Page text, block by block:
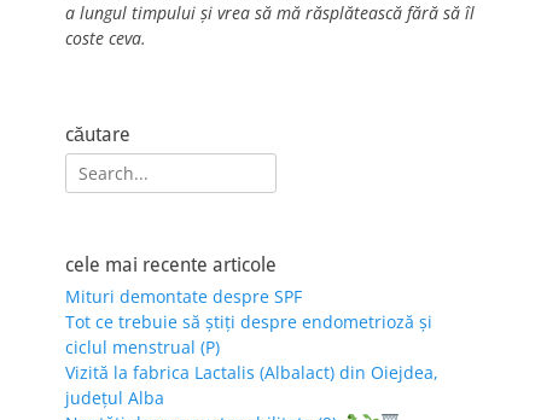
a lungul timpului și vrea să mă răsplătească fără să îl
coste ceva.
căutare
Search
for:
cele mai recente articole
Mituri demontate despre SPF
Tot ce trebuie să știți despre endometrioză și
ciclul menstrual (P)
Vizită la fabrica Lactalis (Albalact) din Oiejdea,
județul Alba